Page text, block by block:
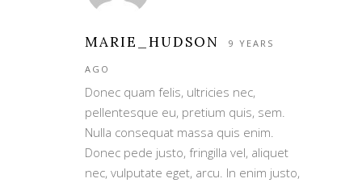
MARIE_HUDSON 9 YEARS
AGO
Donec quam felis, ultricies nec,
pellentesque eu, pretium quis, sem.
Nulla consequat massa quis enim.
Donec pede justo, fringilla vel, aliquet
nec, vulputate eget, arcu. In enim justo,